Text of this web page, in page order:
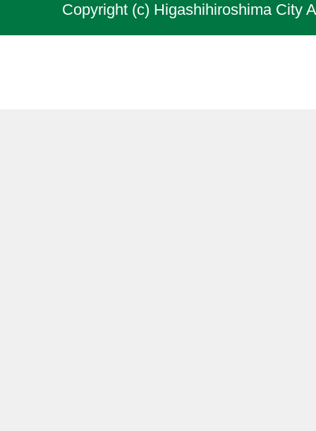
Copyright (c) Higashihiroshima City